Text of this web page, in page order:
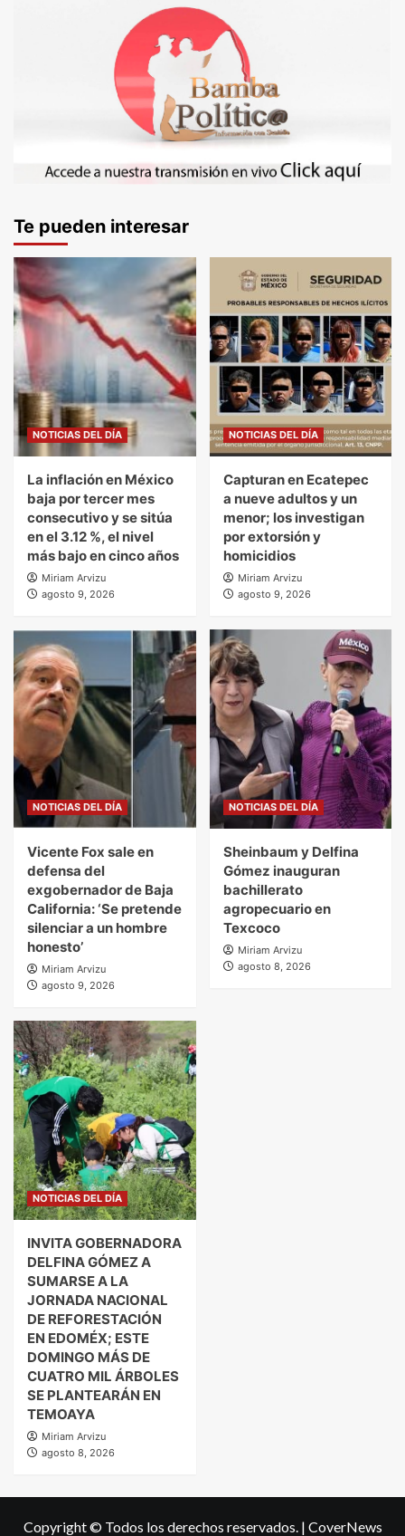
Te pueden interesar
NOTICIAS DEL DÍA
La inflación en México
baja por tercer mes
consecutivo y se sitúa
en el 3.12 %, el nivel
más bajo en cinco años
Miriam Arvizu
agosto 9, 2026
NOTICIAS DEL DÍA
Capturan en Ecatepec
a nueve adultos y un
menor; los investigan
por extorsión y
homicidios
Miriam Arvizu
agosto 9, 2026
NOTICIAS DEL DÍA
Vicente Fox sale en
defensa del
exgobernador de Baja
California: ‘Se pretende
silenciar a un hombre
honesto’
Miriam Arvizu
agosto 9, 2026
NOTICIAS DEL DÍA
Sheinbaum y Delfina
Gómez inauguran
bachillerato
agropecuario en
Texcoco
Miriam Arvizu
agosto 8, 2026
NOTICIAS DEL DÍA
INVITA GOBERNADORA
DELFINA GÓMEZ A
SUMARSE A LA
JORNADA NACIONAL
DE REFORESTACIÓN
EN EDOMÉX; ESTE
DOMINGO MÁS DE
CUATRO MIL ÁRBOLES
SE PLANTEARÁN EN
TEMOAYA
Miriam Arvizu
agosto 8, 2026
Copyright © Todos los derechos reservados. | CoverNews